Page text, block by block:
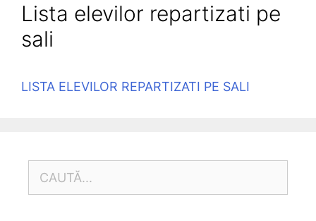
Lista elevilor repartizati pe
sali
LISTA ELEVILOR REPARTIZATI PE SALI